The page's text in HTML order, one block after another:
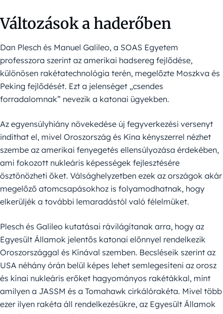
Változások a haderőben
Dan Plesch és Manuel Galileo, a SOAS Egyetem
professzora szerint az amerikai hadsereg fejlődése,
különösen rakétatechnológia terén, megelőzte Moszkva és
Peking fejlődését. Ezt a jelenséget „csendes
forradalomnak” nevezik a katonai ügyekben.
Az egyensúlyhiány növekedése új fegyverkezési versenyt
indíthat el, mivel Oroszország és Kína kényszerrel nézhet
szembe az amerikai fenyegetés ellensúlyozása érdekében,
ami fokozott nukleáris képességek fejlesztésére
ösztönözheti őket. Válsághelyzetben ezek az országok akár
megelőző atomcsapásokhoz is folyamodhatnak, hogy
elkerüljék a további lemaradástól való félelmüket.
Plesch és Galileo kutatásai rávilágítanak arra, hogy az
Egyesült Államok jelentős katonai előnnyel rendelkezik
Oroszországgal és Kínával szemben. Becsléseik szerint az
USA néhány órán belül képes lehet semlegesíteni az orosz
és kínai nukleáris erőket hagyományos rakétákkal, mint
amilyen a JASSM és a Tomahawk cirkálórakéta. Mivel több
ezer ilyen rakéta áll rendelkezésükre, az Egyesült Államok